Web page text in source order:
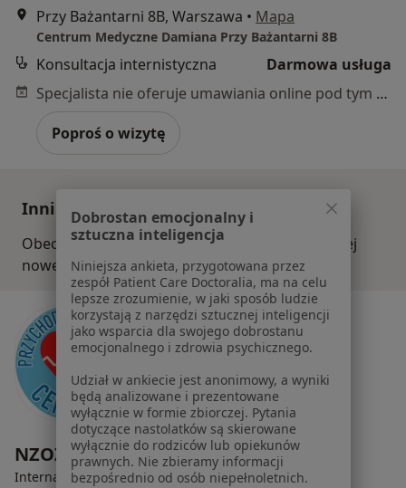
Przy Bażantarni 8B, Warszawa • Mapa
Centrum Medyczne Damiana Przy Bażantarni 8B
Konsultacja internistyczna
Darmowa usługa
Specjalista nie oferuje umawiania online pod tym adresem.
Poproś o wizytę
Inni specjaliści w Twojej okolicy
Obecnie nie ma wolnych miejsc. Sprawdź później
nowe oferty.
NZOZ Centrum Sulejówek
Interna, Medycyna rodzinna, Kardiologia·Więcej
Dobrostan emocjonalny i
sztuczna inteligencja
Niniejsza ankieta, przygotowana przez
zespół Patient Care Doctoralia, ma na celu
lepsze zrozumienie, w jaki sposób ludzie
korzystają z narzędzi sztucznej inteligencji
jako wsparcia dla swojego dobrostanu
emocjonalnego i zdrowia psychicznego.
Udział w ankiecie jest anonimowy, a wyniki
będą analizowane i prezentowane
wyłącznie w formie zbiorczej. Pytania
dotyczące nastolatków są skierowane
wyłącznie do rodziców lub opiekunów
prawnych. Nie zbieramy informacji
bezpośrednio od osób niepełnoletnich.